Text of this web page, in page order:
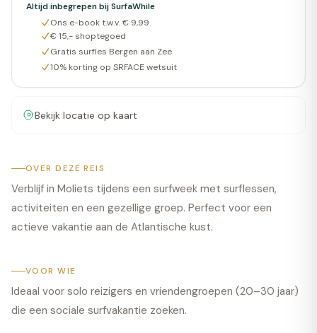
Altijd inbegrepen bij SurfaWhile
Ons e-book t.w.v. € 9,99
€ 15,- shoptegoed
Gratis surfles Bergen aan Zee
10% korting op SRFACE wetsuit
Bekijk locatie op kaart
OVER DEZE REIS
Verblijf in Moliets tijdens een surfweek met surflessen,
activiteiten en een gezellige groep. Perfect voor een
actieve vakantie aan de Atlantische kust.
VOOR WIE
Ideaal voor solo reizigers en vriendengroepen (20–30 jaar)
die een sociale surfvakantie zoeken.